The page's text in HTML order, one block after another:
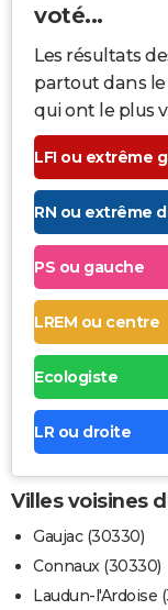
voté...
Les résultats
partout dans le
qui ont le plus
LFI ou extrême
RN ou extrême
PS ou gauche
LREM ou centre
Ecologiste
LR ou droite
Villes voisines
Gaujac (30330)
Connaux (30330)
Laudun-l'Ardoise